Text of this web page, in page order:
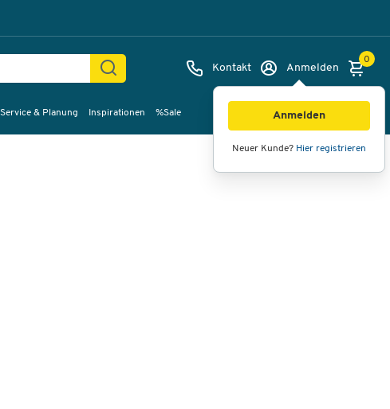
Kontakt Anmelden
Anmelden
Neuer Kunde? Hier registrieren
0
Service & Planung Inspirationen %Sale
Bilder Videos 360°-Ansicht